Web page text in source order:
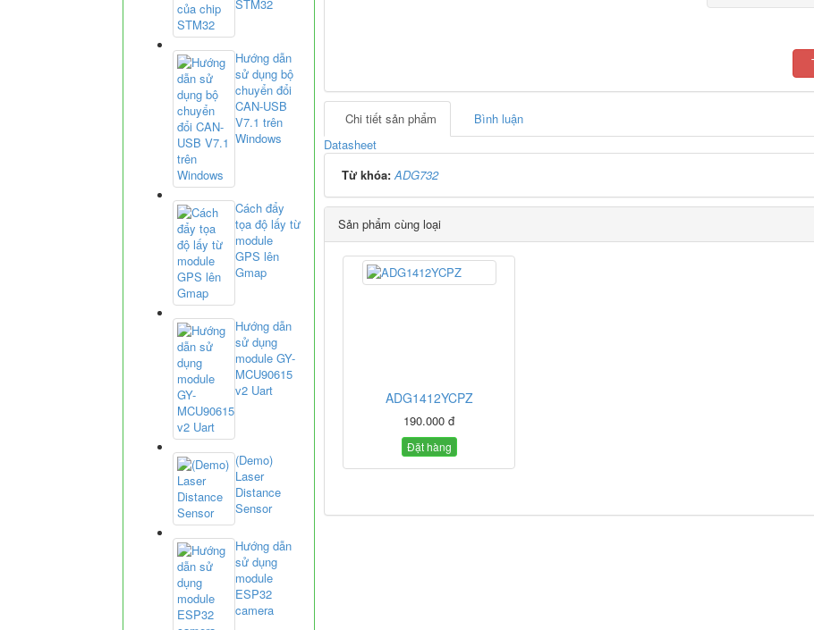
Chi tiết sản phẩm
Bình luận
Datasheet
Từ khóa:ADG732
Sản phẩm cùng loại
ADG1412YCPZ
190.000 đ
Đặt hàng
STM32
Hướng dẫn
sử dụng bộ
chuyển đổi
CAN-USB
V7.1 trên
Windows
Cách đẩy
tọa độ lấy từ
module
GPS lên
Gmap
Hướng dẫn
sử dụng
module GY-
MCU90615
v2 Uart
(Demo)
Laser
Distance
Sensor
Hướng dẫn
sử dụng
module
ESP32
camera